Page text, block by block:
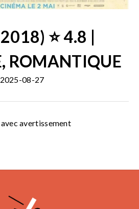
⭐ 4.8 |
ROMANTIQUE
2025-08-27
avertissement